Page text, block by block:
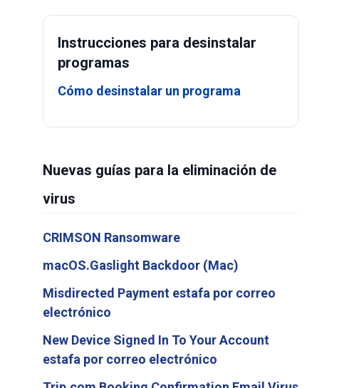
Instrucciones para desinstalar
programas
Cómo desinstalar un programa
Nuevas guías para la eliminación de
virus
CRIMSON Ransomware
macOS.Gaslight Backdoor (Mac)
Misdirected Payment estafa por correo
electrónico
New Device Signed In To Your Account
estafa por correo electrónico